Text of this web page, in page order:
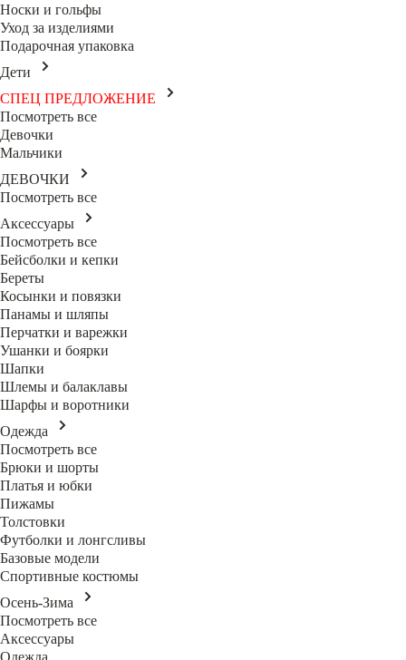
Носки и гольфы
Уход за изделиями
Подарочная упаковка
Дети
СПЕЦ ПРЕДЛОЖЕНИЕ
Посмотреть все
Девочки
Мальчики
ДЕВОЧКИ
Посмотреть все
Аксессуары
Посмотреть все
Бейсболки и кепки
Береты
Косынки и повязки
Панамы и шляпы
Перчатки и варежки
Ушанки и боярки
Шапки
Шлемы и балаклавы
Шарфы и воротники
Одежда
Посмотреть все
Брюки и шорты
Платья и юбки
Пижамы
Толстовки
Футболки и лонгсливы
Базовые модели
Спортивные костюмы
Осень-Зима
Посмотреть все
Аксессуары
Одежда